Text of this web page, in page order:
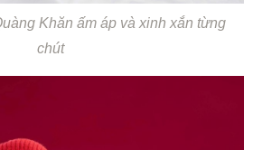
Khăn ấm áp và xinh xắn từng
chút